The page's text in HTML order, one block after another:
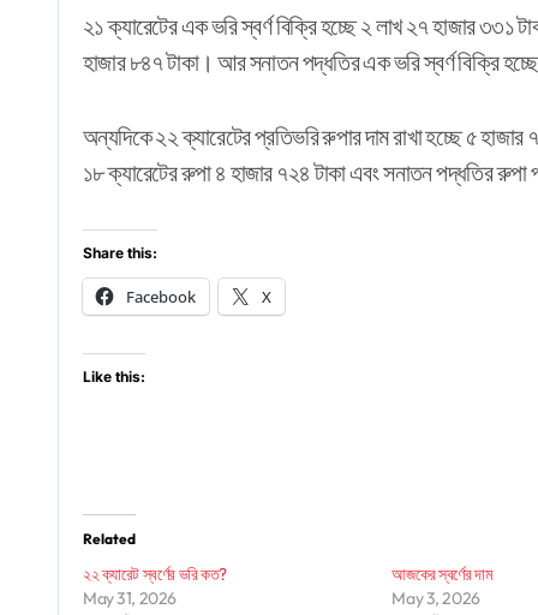
২১ ক্যারেটের এক ভরি স্বর্ণ বিক্রি হচ্ছে ২ লাখ ২৭ হাজার ৩৩১
হাজার ৮৪৭ টাকা। আর সনাতন পদ্ধতির এক ভরি স্বর্ণ বিক্রি
অন্যদিকে ২২ ক্যারেটের প্রতিভরি রুপার দাম রাখা হচ্ছে ৫
১৮ ক্যারেটের রুপা ৪ হাজার ৭২৪ টাকা এবং সনাতন পদ্ধতির রুপা
Share this:
Facebook X
Like this:
Related
২২ ক্যারেট স্বর্ণের ভরি কত?
May 31, 2026
আজকের স্বর্ণের দাম
May 3, 2026